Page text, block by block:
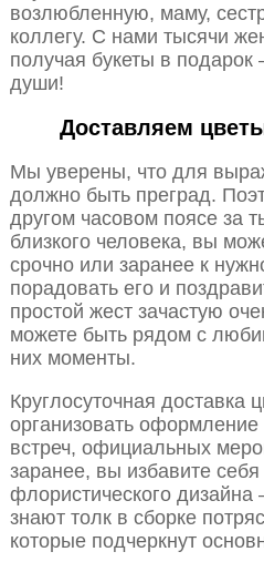
возлюбленную, маму,
коллегу. С нами тысячи
получая букеты в
души!
Доставляем
Мы уверены, что для
должно быть преград.
другом часовом поясе за
близкого человека, вы
срочно или заранее к
порадовать его и
простой жест зачастую
можете быть рядом с
них моменты.
Круглосуточная доставка
организовать
встреч, официальных
заранее, вы избавите
флористического
знают толк в сборке
которые подчеркнут